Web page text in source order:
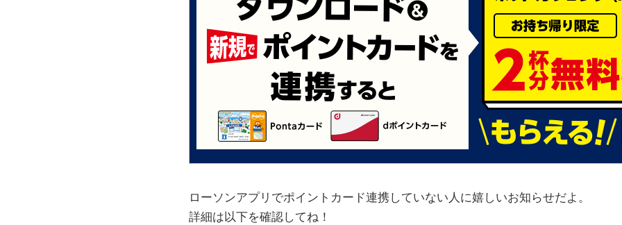
ローソンアプリでポイントカード連携していない人に嬉しいお知らせだよ。
詳細は以下を確認してね！